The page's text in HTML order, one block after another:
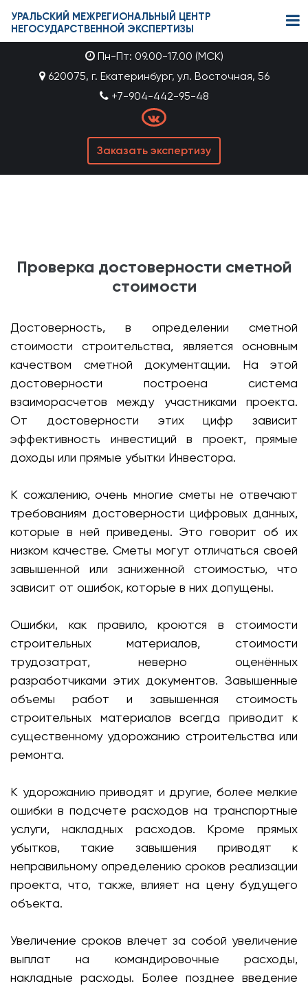
УРАЛЬСКИЙ МЕЖРЕГИОНАЛЬНЫЙ ЦЕНТР
НЕГОСУДАРСТВЕННОЙ ЭКСПЕРТИЗЫ
Пн-Пт: 09.00-17.00 (МСК)
620075, г. Екатеринбург, ул. Восточная, 56
+7-904-442-95-48
Заказать экспертизу
Проверка достоверности сметной
стоимости
Достоверность, в определении сметной
стоимости строительства, является основным
качеством сметной документации. На этой
достоверности построена система
взаиморасчетов между участниками проекта.
От достоверности этих цифр зависит
эффективность инвестиций в проект, прямые
доходы или прямые убытки Инвестора.
К сожалению, очень многие сметы не отвечают
требованиям достоверности цифровых данных,
которые в ней приведены. Это говорит об их
низком качестве. Сметы могут отличаться своей
завышенной или заниженной стоимостью, что
зависит от ошибок, которые в них допущены.
Ошибки, как правило, кроются в стоимости
строительных материалов, стоимости
трудозатрат, неверно оценённых
разработчиками этих документов. Завышенные
объемы работ и завышенная стоимость
строительных материалов всегда приводит к
существенному удорожанию строительства или
ремонта.
К удорожанию приводят и другие, более мелкие
ошибки в подсчете расходов на транспортные
услуги, накладных расходов. Кроме прямых
убытков, такие завышения приводят к
неправильному определению сроков реализации
проекта, что, также, влияет на цену будущего
объекта.
Увеличение сроков влечет за собой увеличение
выплат на командировочные расходы,
накладные расходы. Более позднее введение